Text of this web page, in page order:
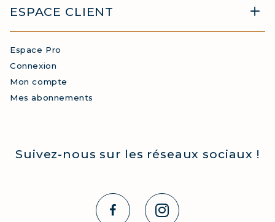
ESPACE CLIENT
Espace Pro
Connexion
Mon compte
Mes abonnements
Suivez-nous sur les réseaux sociaux !